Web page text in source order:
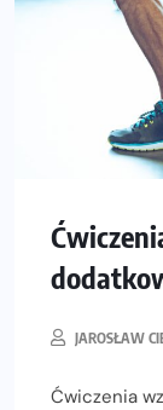
JAROSŁAW
Ćwiczenia